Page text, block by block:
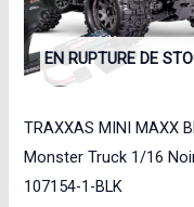
EN RUPTURE DE
TRAXXAS MINI MAXX
Monster Truck 1/16
107154-1-BLK